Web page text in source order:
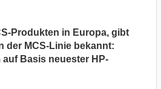
Produkten in Europa, gibt
der MCS-Linie bekannt:
Basis neuester HP-